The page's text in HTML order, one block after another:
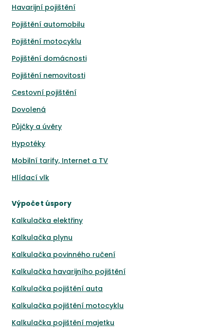
Havarijní pojištění
Pojištění automobilu
Pojištění motocyklu
Pojištění domácnosti
Pojištění nemovitosti
Cestovní pojištění
Dovolená
Půjčky a úvěry
Hypotéky
Mobilní tarify, Internet a TV
Hlídací vlk
Výpočet úspory
Kalkulačka elektřiny
Kalkulačka plynu
Kalkulačka povinného ručení
Kalkulačka havarijního pojištění
Kalkulačka pojištění auta
Kalkulačka pojištění motocyklu
Kalkulačka pojištění majetku